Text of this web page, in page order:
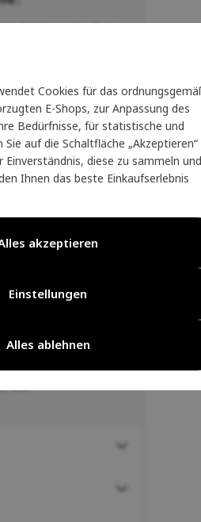
Skianzug im Retro-
besseren Wetterschutz
Beine für optimale
Wärmeisolierung
und eine
um das
zu verhindern
17% Elastan
6% Elastan
Cookies für das
E-Shops, zur Anpassung des
Bedürfnisse, für statistische und
auf die Schaltfläche „Akzeptieren“
Einverständnis, diese zu sammeln
Ihnen das beste Einkaufserlebnis
Alles ablehnen
Einstellungen
akzeptieren